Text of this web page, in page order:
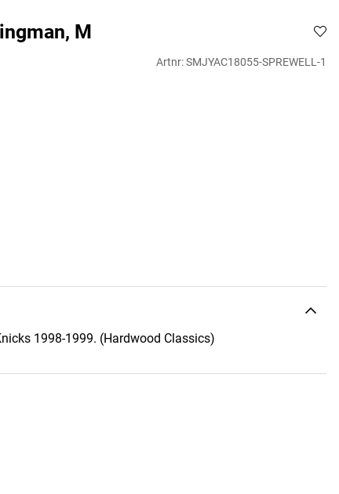
M
Artnr:SMJYAC18055-SPREWELL-1
1998-1999. (Hardwood Classics)